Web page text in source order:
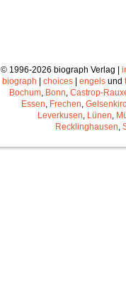
© 1996-2026 biograph Verlag |
biograph | choices | engels und
Bochum Bonn Castrop-
Essen Frechen
Leverkusen Lünen
Recklinghausen